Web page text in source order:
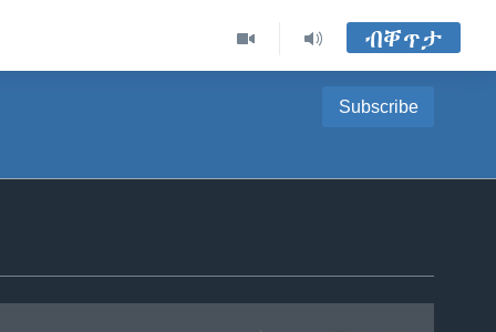
ብቐጥታ
Subscribe